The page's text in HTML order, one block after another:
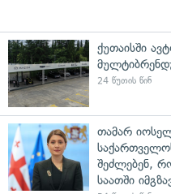
ქუთაისში
24 წუთის წინ
თამარ
შეძლებენ,
საათში